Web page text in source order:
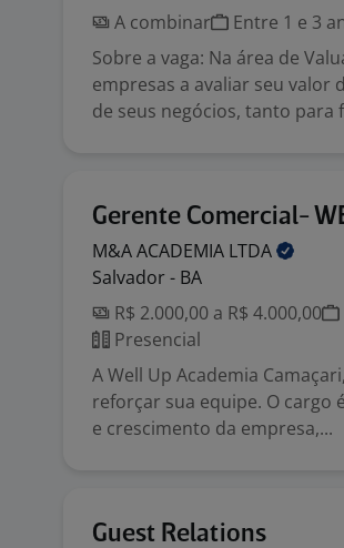
A combinar
Entre 1 e 3
Sobre a vaga: Na área de
empresas a avaliar seu valor
de seus negócios, tanto para
Gerente Comercial-
M&A ACADEMIA LTDA
Salvador - BA
R$ 2.000,00 a R$ 4.000,00
Presencial
A Well Up Academia
reforçar sua equipe. O cargo
e crescimento da empresa,...
Guest Relations